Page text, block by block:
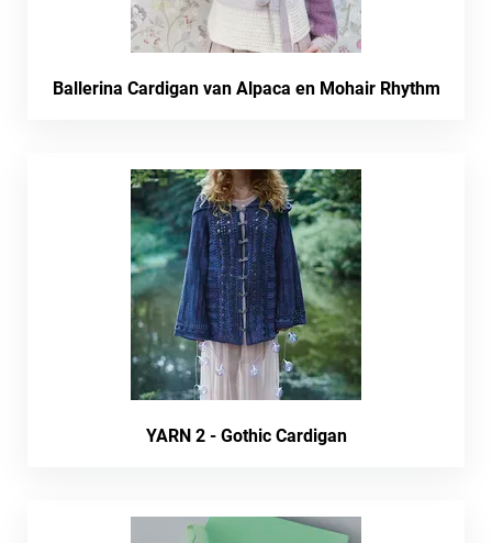
Ballerina Cardigan van Alpaca en Mohair Rhythm
YARN 2 - Gothic Cardigan